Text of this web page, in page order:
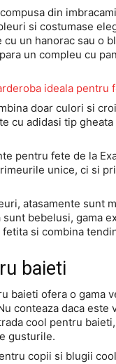
din
si costumase
un hanorac sau o
un compleu cu
ideala pentru
doar culori si
cu adidasi tip
pentru fete de la
unice, ci si
atasamente sunt
bebelusi, gama
si combina
baieti
baieti ofera o gama
conteaza daca
cool pentru
gusturile.
copii si blugii